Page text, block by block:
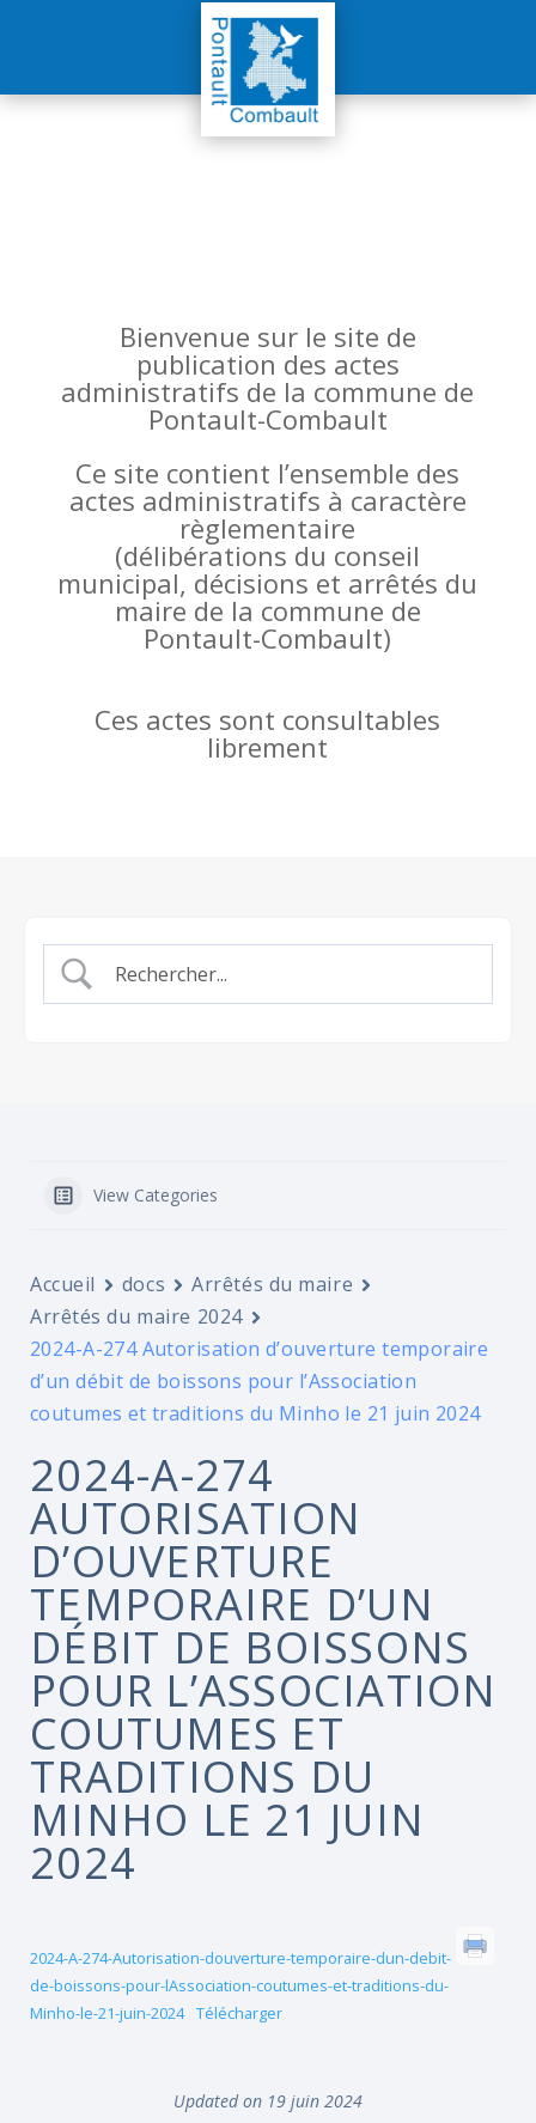
Bienvenue sur le site de
publication des actes
administratifs de la commune de
Pontault-Combault
Ce site contient l’ensemble des
actes administratifs à caractère
règlementaire
(délibérations du conseil
municipal, décisions et arrêtés du
maire de la commune de
Pontault-Combault)
Ces actes sont consultables
librement
View Categories
Accueil docs
Arrêtés du maire
Arrêtés du maire 2024
2024-A-274 Autorisation d’ouverture temporaire
d’un débit de boissons pour l’Association
coutumes et traditions du Minho le 21 juin 2024
2024-A-274
AUTORISATION
D’OUVERTURE
TEMPORAIRE D’UN
DÉBIT DE BOISSONS
POUR L’ASSOCIATION
COUTUMES ET
TRADITIONS DU
MINHO LE 21 JUIN
2024
2024-A-274-Autorisation-douverture-temporaire-dun-debit-
de-boissons-pour-lAssociation-coutumes-et-traditions-du-
Minho-le-21-juin-2024 Télécharger
Updated on 19 juin 2024